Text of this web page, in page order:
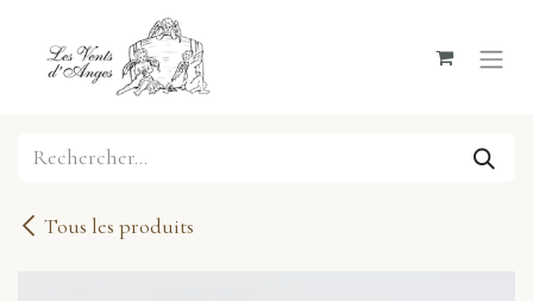
Se rendre au contenu
Tous les produits